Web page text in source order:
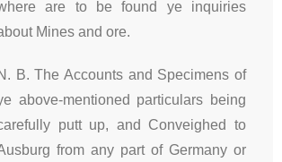
are to be found ye inquiries
Mines and ore.
B. The Accounts and Specimens of
above-mentioned particulars being
putt up, and Conveighed to
from any part of Germany or